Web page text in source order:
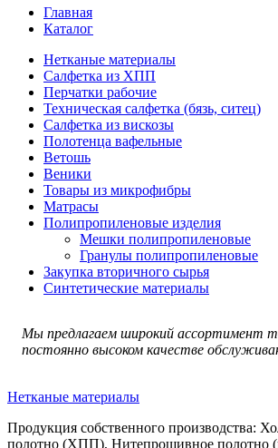
Главная
Каталог
Нетканые материалы
Салфетка из ХПП
Перчатки рабочие
Техническая салфетка (бязь, ситец)
Салфетка из вискозы
Полотенца вафельные
Ветошь
Веники
Товары из микрофибры
Матрасы
Полипропиленовые изделия
Мешки полипропиленовые
Гранулы полипропиленовые
Закупка вторичного сырья
Синтетические материалы
Мы предлагаем широкий ассортимент
постоянно высоком качестве
Нетканые материалы
Продукция собственного производства:
полотно (ХПП), Нитепрошивное полотно